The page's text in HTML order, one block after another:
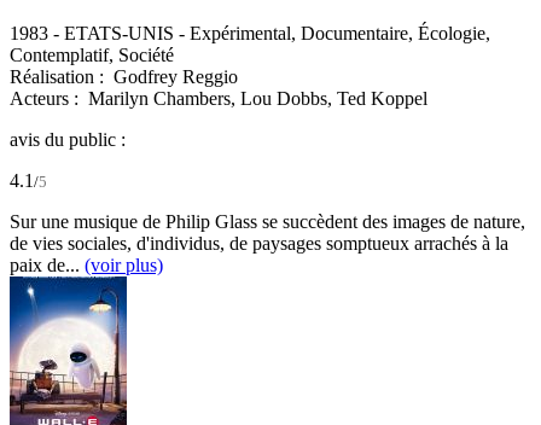
1983 - ETATS-UNIS - Expérimental, Documentaire, Écologie,
Contemplatif, Société
Réalisation : Godfrey Reggio
Acteurs : Marilyn Chambers, Lou Dobbs, Ted Koppel
avis du public :
4.1 /5
Sur une musique de Philip Glass se succèdent des images de nature,
de vies sociales, d'individus, de paysages somptueux arrachés à la
paix de... (voir plus)